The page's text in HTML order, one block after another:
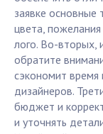
заявке основные
цвета,
лого. Во-вторых,
обратите
сэкономит
дизайнеров.
бюджет и
и уточнять